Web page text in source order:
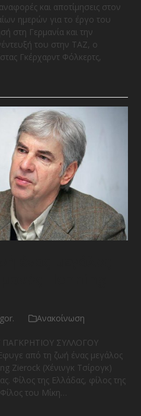
και αποτίμησεις στον
ημερών για το έργο του
στη Γερμανία και την
του στην ΤΑΖ, ο
Γκέρχαρντ Φόλκερτς,
Ανακοίνωση
ΣΥΛΛΟΓΟΥ
από τη ζωή ένας μεγάλος
Zierock (Χένινγκ Τσίρoγκ)
Φίλος της Ελλάδας, φίλος της
Φίλος του Μίκη…